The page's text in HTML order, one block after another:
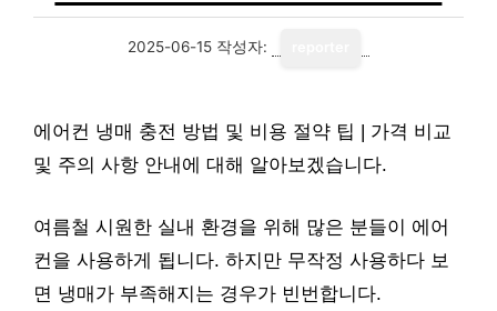
2025-06-15 작성자:
에어컨 냉매 충전 방법 및 비용 절약 팁 | 가격 비교
및 주의 사항 안내에 대해 알아보겠습니다.
여름철 시원한 실내 환경을 위해 많은 분들이 에어
컨을 사용하게 됩니다. 하지만 무작정 사용하다 보
면 냉매가 부족해지는 경우가 빈번합니다.